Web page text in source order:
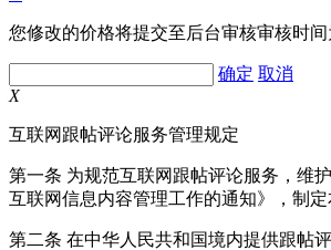
您修改的价格将提交至后台审核审核时
确定 取消
X
互联网跟帖评论服务管理规定
第一条 为规范互联网跟帖评论服务，维
互联网信息内容管理工作的通知》，制定
第二条 在中华人民共和国境内提供跟帖